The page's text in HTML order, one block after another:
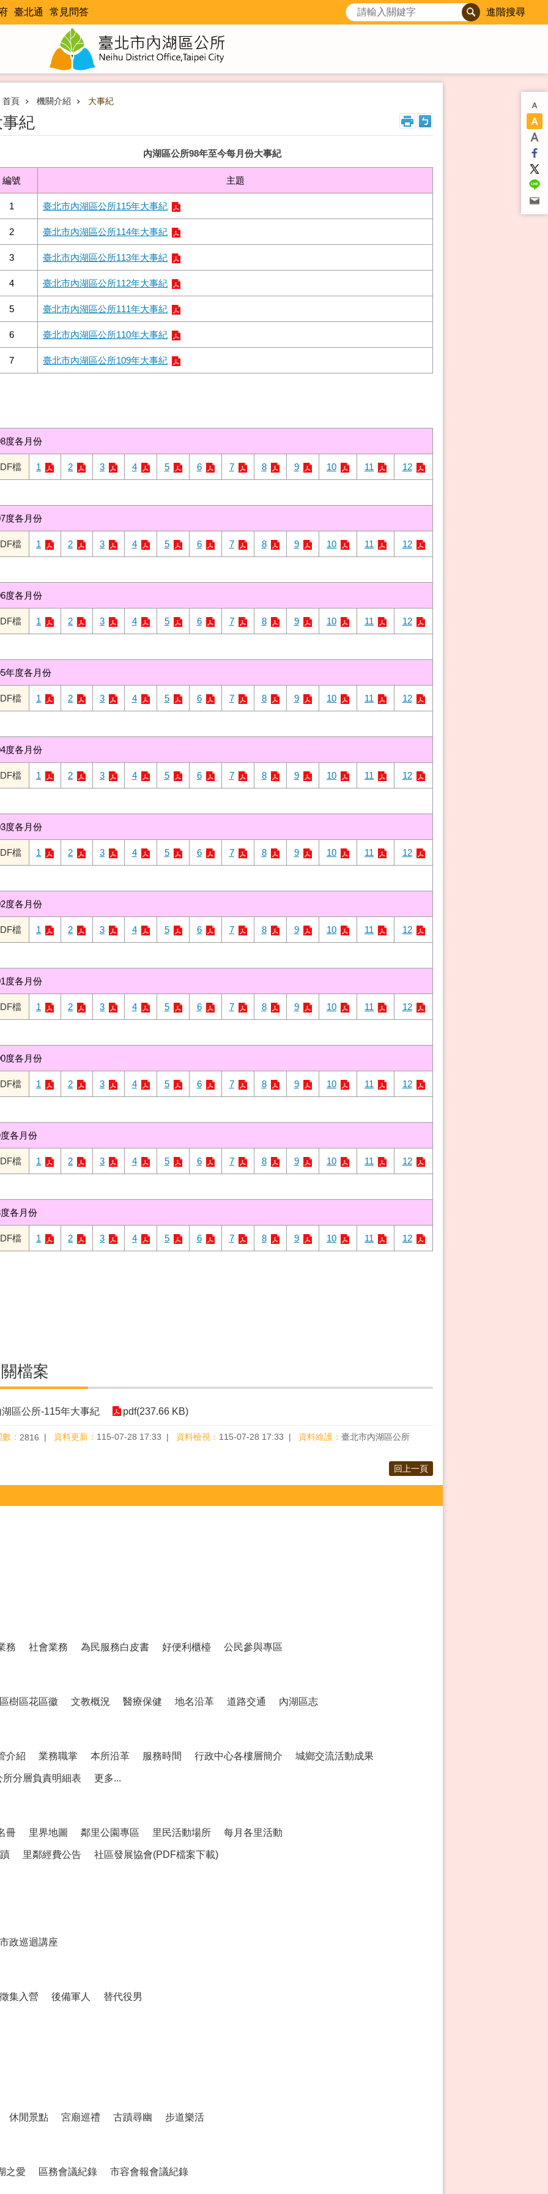
臺北通 常見問答 進階搜尋
首頁 機關介紹 大事紀
紀
內湖區公所98年至今每月份大事紀
編號 主題
1 臺北市內湖區公所115年大事紀
2 臺北市內湖區公所114年大事紀
3 臺北市內湖區公所113年大事紀
4 臺北市內湖區公所112年大事紀
5 臺北市內湖區公所111年大事紀
6 臺北市內湖區公所110年大事紀
7 臺北市內湖區公所109年大事紀
度各月份
檔 1 2 3 4 5 6 7 8 9 10 11 12
度各月份
檔 1 2 3 4 5 6 7 8 9 10 11 12
度各月份
檔 1 2 3 4 5 6 7 8 9 10 11 12
年度各月份
檔 1 2 3 4 5 6 7 8 9 10 11 12
度各月份
檔 1 2 3 4 5 6 7 8 9 10 11 12
度各月份
檔 1 2 3 4 5 6 7 8 9 10 11 12
度各月份
檔 1 2 3 4 5 6 7 8 9 10 11 12
度各月份
檔 1 2 3 4 5 6 7 8 9 10 11 12
度各月份
檔 1 2 3 4 5 6 7 8 9 10 11 12
各月份
檔 1 2 3 4 5 6 7 8 9 10 11 12
各月份
檔 1 2 3 4 5 6 7 8 9 10 11 12
檔案
湖區公所-115年大事紀 pdf(237.66 KB)
： 2816 資料更新： 115-07-28 17:33 資料檢視： 115-07-28 17:33 資料維護： 臺北市內湖區公所
回上一頁
務 社會業務 為民服務白皮書 好便利櫃檯 公民參與專區
區樹區花區徽 文教概況 醫療保健 地名沿革 道路交通 內湖區志
介紹 業務職掌 本所沿革 服務時間 行政中心各樓層簡介 城鄉交流活動成果
分層負責明細表 更多...
冊 里界地圖 鄰里公園專區 里民活動場所 每月各里活動
里鄰經費公告 社區發展協會(PDF檔案下載)
市政巡迴講座
徵集入營 後備軍人 替代役男
休閒景點 宮廟巡禮 古蹟尋幽 步道樂活
之愛 區務會議紀錄 市容會報會議紀錄